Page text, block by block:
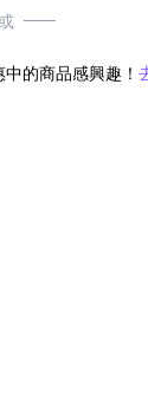
的商品感興趣！